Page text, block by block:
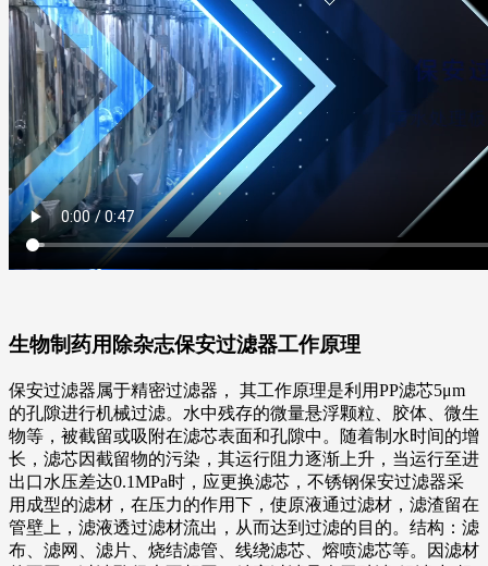
生物制药用除杂志保安过滤器工作原理
保安过滤器属于精密过滤器， 其工作原理是利用PP滤芯5μm
的孔隙进行机械过滤。水中残存的微量悬浮颗粒、胶体、微生
物等，被截留或吸附在滤芯表面和孔隙中。随着制水时间的增
长，滤芯因截留物的污染，其运行阻力逐渐上升，当运行至进
出口水压差达0.1MPa时，应更换滤芯，不锈钢保安过滤器采
用成型的滤材，在压力的作用下，使原液通过滤材，滤渣留在
管壁上，滤液透过滤材流出，从而达到过滤的目的。结构：滤
布、滤网、滤片、烧结滤管、线绕滤芯、熔喷滤芯等。因滤材